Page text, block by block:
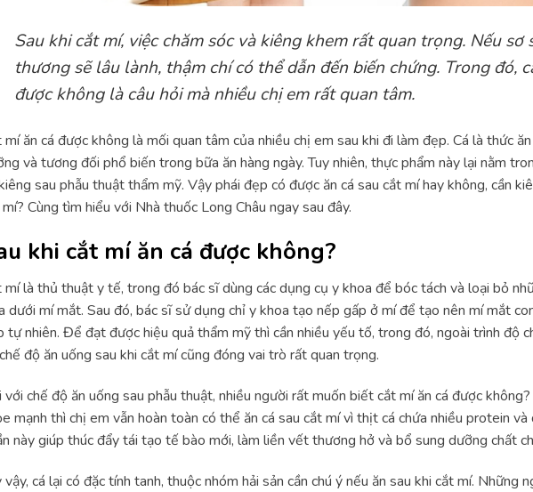
Sau khi cắt mí, việc chăm sóc và kiêng khem rất quan trọng. Nếu sơ
thương sẽ lâu lành, thậm chí có thể dẫn đến biến chứng. Trong đó,
được không là câu hỏi mà nhiều chị em rất quan tâm.
mí ăn cá được không là mối quan tâm của nhiều chị em sau khi đi làm đẹp. Cá là thức
và tương đối phổ biến trong bữa ăn hàng ngày. Tuy nhiên, thực phẩm này lại nằm
sau phẫu thuật thẩm mỹ. Vậy phái đẹp có được ăn cá sau cắt mí hay không, cần
Cùng tìm hiểu với Nhà thuốc Long Châu ngay sau đây.
khi cắt mí ăn cá được không?
mí là thủ thuật y tế, trong đó bác sĩ dùng các dụng cụ y khoa để bóc tách và loại bỏ
dưới mí mắt. Sau đó, bác sĩ sử dụng chỉ y khoa tạo nếp gấp ở mí để tạo nên mí mắt
tự nhiên. Để đạt được hiệu quả thẩm mỹ thì cần nhiều yếu tố, trong đó, ngoài trình độ
độ ăn uống sau khi cắt mí cũng đóng vai trò rất quan trọng.
chế độ ăn uống sau phẫu thuật, nhiều người rất muốn biết cắt mí ăn cá được
mạnh thì chị em vẫn hoàn toàn có thể ăn cá sau cắt mí vì thịt cá chứa nhiều protein và
này giúp thúc đẩy tái tạo tế bào mới, làm liền vết thương hở và bổ sung dưỡng chất
vậy, cá lại có đặc tính tanh, thuộc nhóm hải sản cần chú ý nếu ăn sau khi cắt mí. Những